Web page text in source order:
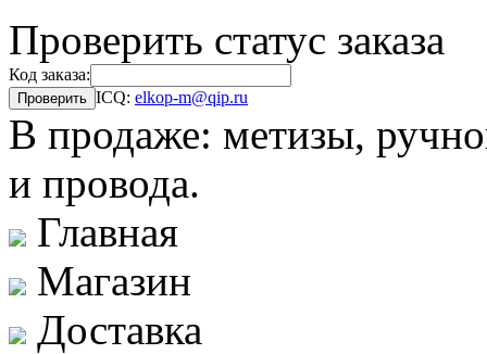
Проверить статус заказа
Код заказа:
ICQ: elkop-m@qip.ru
В продаже: метизы,
и провода.
Главная
Магазин
Доставка